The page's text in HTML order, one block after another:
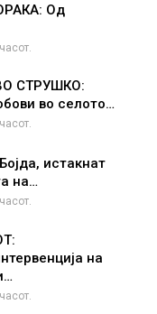
Од
СТРУШКО:
во селото…
истакнат
на…
на